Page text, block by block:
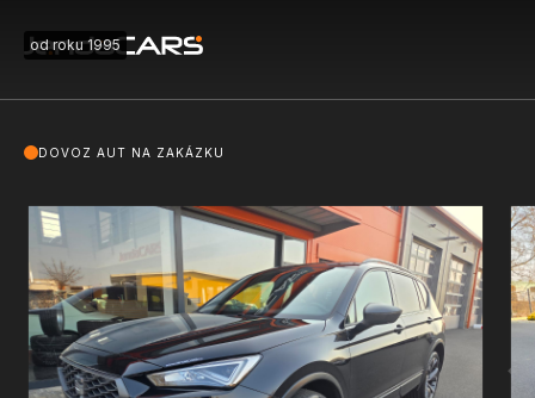
od roku 1995
DOVOZ AUT NA ZAKÁZKU